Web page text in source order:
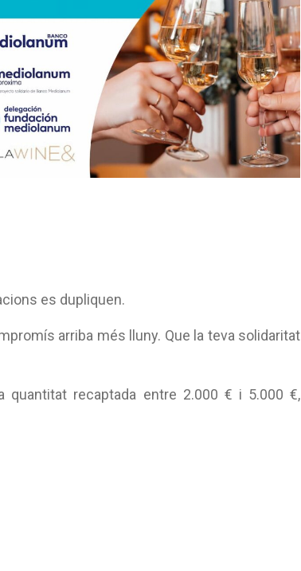
es dupliquen.
arriba més lluny. Que la teva solidaritat
quantitat recaptada entre 2.000 € i 5.000 €,